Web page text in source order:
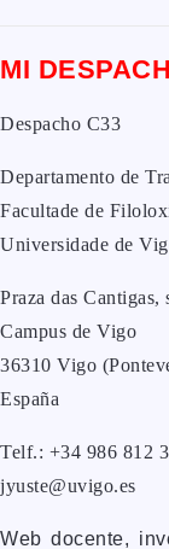
MI
Despacho C33
Departamento de
Facultade de
Universidade de
Praza das Cantigas,
Campus de Vigo
36310 Vigo
España
Telf.: +34 986 812
jyuste@uvigo.es
Web docente,